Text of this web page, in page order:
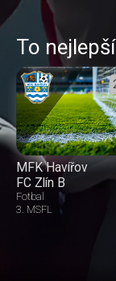
To
MFK Havířov
FC Zlín B
Fotbal
3. MSFL